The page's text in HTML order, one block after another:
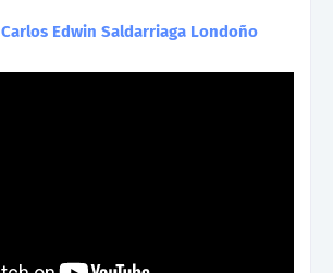
Carlos Edwin Saldarriaga Londoño